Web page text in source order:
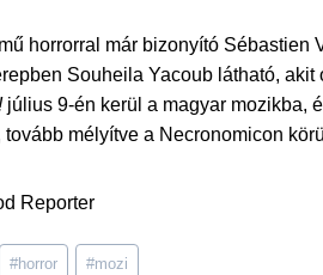
horrorral már bizonyító Sébastien
Souheila Yacoub látható,
július 9-én kerül a magyar mozikba,
mélyítve a Necronomicon
Reporter
#horror #mozi